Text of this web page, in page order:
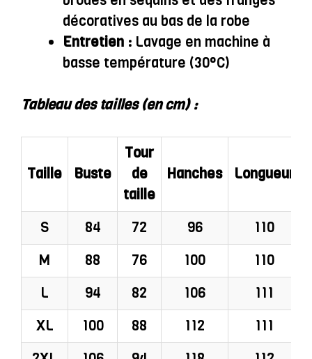
décoratives au bas de la robe
Entretien : Lavage en machine à
basse température (30°C)
Tableau des tailles (en cm) :
Taille Buste
Tour
de
taille
Hanches Longueur
S 84 72 96
110
M
88 76 100
110
L
94 82 106
111
XL
100 88 112
111